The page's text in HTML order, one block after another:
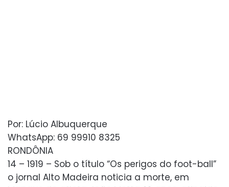
Por: Lúcio Albuquerque
WhatsApp: 69 99910 8325
RONDÔNIA
14 – 1919 – Sob o título “Os perigos do foot-ball”
o jornal Alto Madeira noticia a morte, em